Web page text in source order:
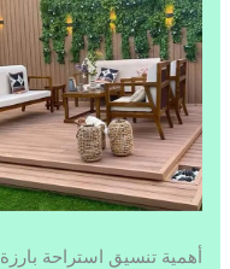
أهمية تنسيق استراحة بارزة